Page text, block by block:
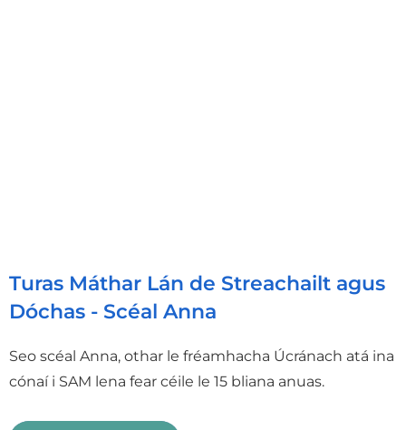
Turas Máthar Lán de Streachailt agus
Dóchas - Scéal Anna
Seo scéal Anna, othar le fréamhacha Úcránach atá ina
cónaí i SAM lena fear céile le 15 bliana anuas.